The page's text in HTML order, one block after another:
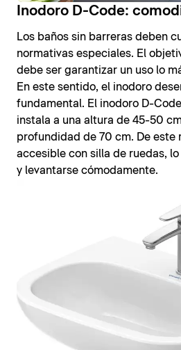
Inodoro D-Code:
Los baños sin barreras deben
normativas especiales. El
debe ser garantizar un uso lo
En este sentido, el inodoro
fundamental. El inodoro D-
instala a una altura de 45-50
profundidad de 70 cm. De este
accesible con silla de ruedas,
y levantarse cómodamente.